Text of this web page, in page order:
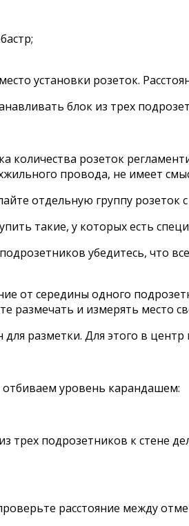
установки розеток.
блок из трех
количества розеток
провода, не имеет
отдельную группу розеток
такие, у которых есть
убедитесь, что
от середины одного
размечать и измерять место
разметки. Для этого в
уровень карандашем:
трех подрозетников к стене
расстояние между